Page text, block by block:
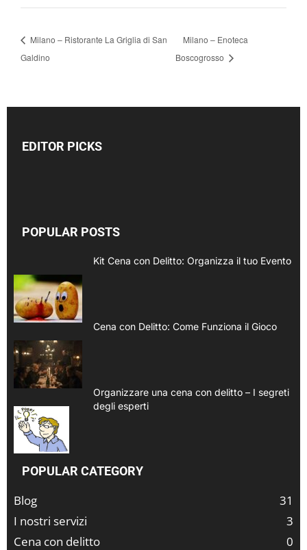
Milano – Ristorante La Griglia di San
Galdino
Milano – Enoteca
Boscogrosso
EDITOR PICKS
POPULAR POSTS
Kit Cena con Delitto: Organizza il tuo Evento
Cena con Delitto: Come Funziona il Gioco
Organizzare una cena con delitto – I segreti
degli esperti
POPULAR CATEGORY
Blog
31
I nostri servizi
3
Cena con delitto
0